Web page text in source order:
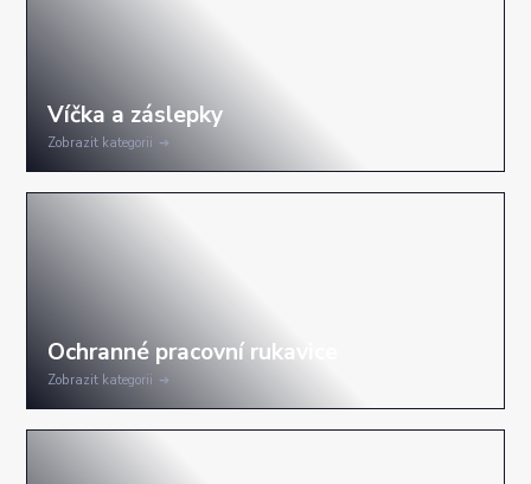
Zobrazit kategorii
Zobrazit kategorii